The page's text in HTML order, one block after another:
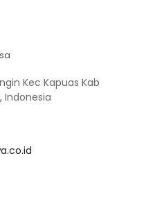
Kec Kapuas Kab
Indonesia